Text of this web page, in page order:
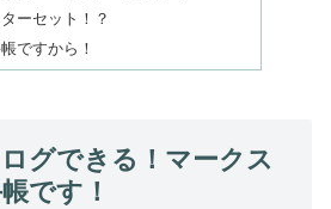
ーセット！？
ですから！
グできる！マークス
です！